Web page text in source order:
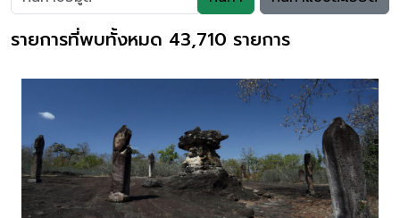
รายการที่พบทั้งหมด 43,710 รายการ